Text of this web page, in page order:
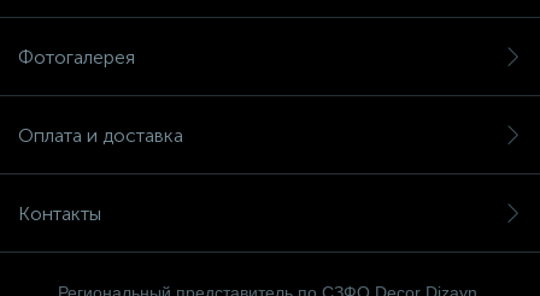
Фотогалерея
Оплата и доставка
Контакты